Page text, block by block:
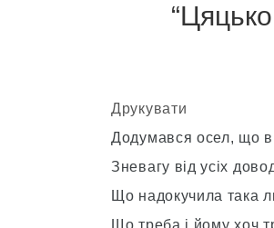
Друкувати
Додумався осел, що
Зневагу від усіх
Що надокучила така
Що треба і йому хоч